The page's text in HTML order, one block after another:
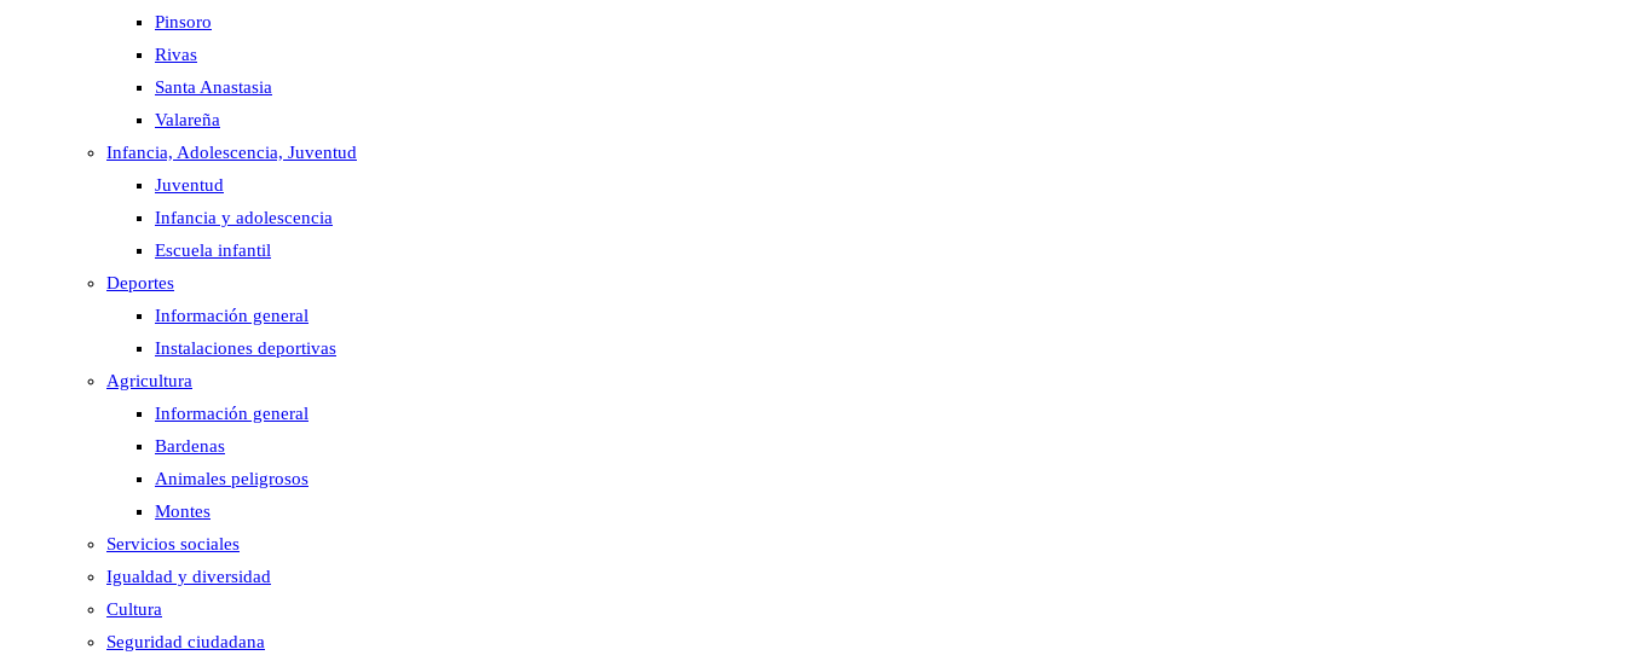
Pinsoro
Rivas
Santa Anastasia
Valareña
Infancia, Adolescencia, Juventud
Juventud
Infancia y adolescencia
Escuela infantil
Deportes
Información general
Instalaciones deportivas
Agricultura
Información general
Bardenas
Animales peligrosos
Montes
Servicios sociales
Igualdad y diversidad
Cultura
Seguridad ciudadana